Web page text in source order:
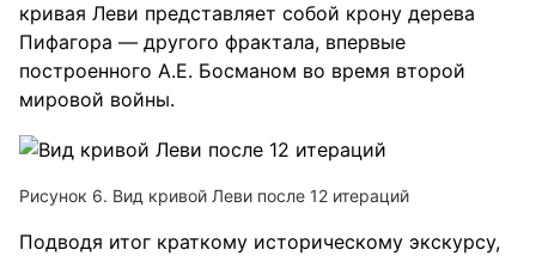
кривая Леви представляет собой крону дерева
Пифагора — другого фрактала, впервые
построенного А.Е. Босманом во время второй
мировой войны.
Рисунок 6. Вид кривой Леви после 12 итераций
Подводя итог краткому историческому экскурсу,